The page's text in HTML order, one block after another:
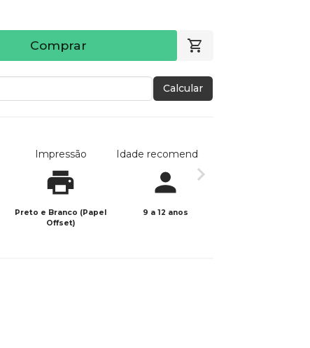
Comprar
Calcular
Impressão
Preto e Branco (Papel
Offset)
Idade recomendada
9 a 12 anos